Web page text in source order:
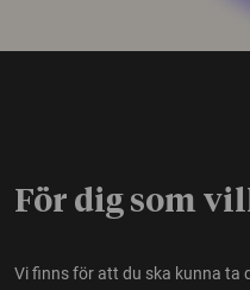
För dig som
Vi finns för att du ska kunna ta